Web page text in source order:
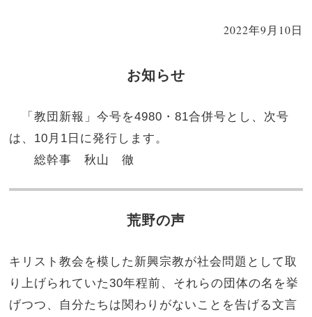
2022年9月10日
お知らせ
「教団新報」今号を4980・81合併号とし、次号
は、10月1日に発行します。
総幹事 秋山 徹
荒野の声
キリスト教会を模した新興宗教が社会問題として取
り上げられていた30年程前、それらの団体の名を挙
げつつ、自分たちは関わりがないことを告げる文言